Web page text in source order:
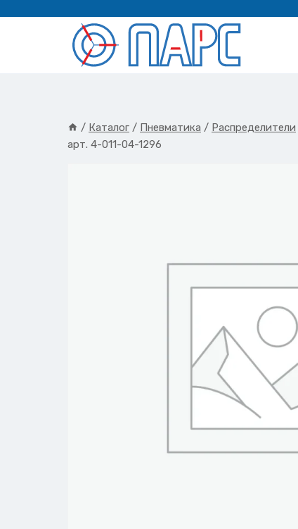
содержимому
/ Каталог / Пневматика / Распределители
арт. 4-011-04-1296